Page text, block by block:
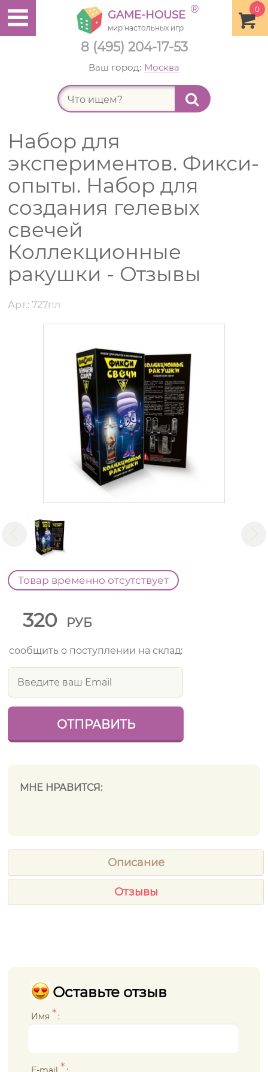
8 (495) 204-17-53
0
GAME-HOUSE ®
мир настольных игр
Ваш город: Москва
Набор для
экспериментов. Фикси-
опыты. Набор для
создания гелевых
свечей
Коллекционные
ракушки - Отзывы
Арт.: 727пл
Товар временно отсутствует
320 РУБ
сообщить о поступлении на склад:
МНЕ НРАВИТСЯ:
Описание
Отзывы
Оставьте отзыв
Имя * :
*